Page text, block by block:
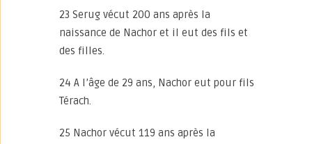
23 Serug vécut 200 ans après la
naissance de Nachor et il eut des fils et
des filles.
24 A l’âge de 29 ans, Nachor eut pour fils
Térach.
25 Nachor vécut 119 ans après la